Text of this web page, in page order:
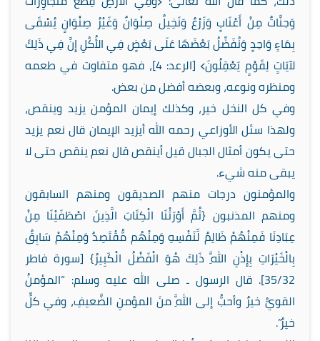
وَجنَّاتٌ مِنْ أَعْنَابٍ وَزَرْعٌ وَنَخِيلٌ صِنْوَانٌ وَغَيْرُ صِنْوَانٍ يُسْقَى
بِمَاءٍ وَاحِدٍ وَنُفَضِّلُ بَعْضَهَا عَلَى بَعْضٍ فِي الأُكُلِ إِنَّ فِي ذَلِكَ
لآيَاتٍ لِقَوْمٍ يَعْقِلُونَ﴾ [الرعد: 4]، فهو متفاوت في طعمه
ومنظره ونوعه، وبعضه أفضل من بعض.
وفي كل النخل خير، وكذلك إيمان المؤمن يزيد وينقص،
ولهذا سئل الأوزاعي رحمه الله أيزيد الإيمان قال نعم يزيد
حتى يكون أمثال الجبال قيل أينقص قال نعم ينقص حتى لا
يبقى منه شيء.
والمؤمنون درجات منهم الصديقون ومنهم السابقون
ومنهم المذنبون {ثُمَّ أَوْرَثْنَا الْكِتَابَ الَّذِينَ اصْطَفَيْنَا مِنْ
عِبَادِنَا فَمِنْهُمْ ظَالِمٌ لِّنَفْسِهِ وَمِنْهُم مُّقْتَصِدٌ وَمِنْهُمْ سَابِقٌ
بِالْخَيْرَاتِ بِإِذْنِ اللَّهِ ذَلِكَ هُوَ الْفَضْلُ الْكَبِيرُ} [سورة فاطر
35/32]. قال الرسول ـ صلى الله عليه وسلم: “المؤمنُ
القويُّ خيرٌ وأحبُّ إلى اللَّهِ منَ المؤمنِ الضَّعيفِ، وفي كلٍّ
خيرٌ”.